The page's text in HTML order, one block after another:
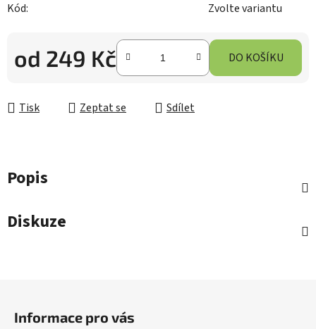
Kód:
Zvolte variantu
od 249 Kč DO KOŠÍKU
Tisk Zeptat se Sdílet
Popis
Diskuze
Informace pro vás